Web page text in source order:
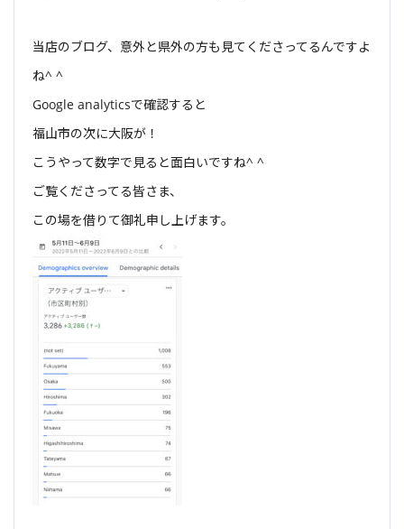
当店のブログ、意外と県外の方も見てくださってるんですよ
ね^ ^
Google analyticsで確認すると
福山市の次に大阪が！
こうやって数字で見ると面白いですね^ ^
ご覧くださってる皆さま、
この場を借りて御礼申し上げます。